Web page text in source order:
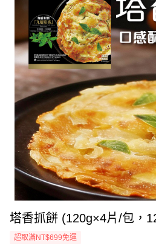
塔香抓餅 (120g×4片/包，
超取滿NT$699免運